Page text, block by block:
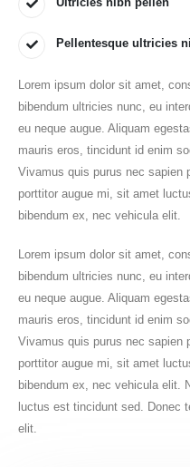
Pellentesque ultricies
Lorem ipsum dolor sit amet,
bibendum ultricies nunc, eu
eu neque augue. Aliquam
mauris eros, tincidunt id enim
Vivamus quis purus nec sapien
porttitor augue mi, sit amet
bibendum ex, nec vehicula elit.
Lorem ipsum dolor sit amet,
bibendum ultricies nunc, eu
eu neque augue. Aliquam
mauris eros, tincidunt id enim
Vivamus quis purus nec sapien
porttitor augue mi, sit amet
bibendum ex, nec vehicula elit.
luctus est tincidunt sed. Donec
elit.